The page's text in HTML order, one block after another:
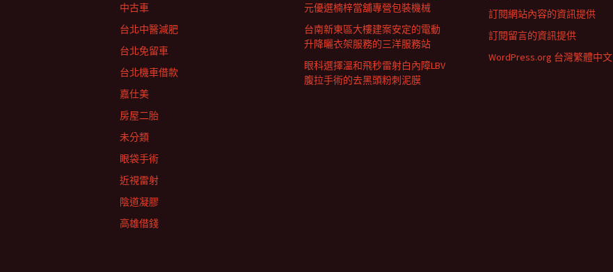
元優選楠梓當舖專營包裝機械
台南新東區大樓建案安定的電動
升降曬衣架服務的三洋服務站
眼科選擇溫和飛秒雷射白內障LBV
腹拉手術的去黑頭粉刺泥膜
中古車
台北中醫減肥
台北免留車
台北機車借款
嘉仕美
房屋二胎
未分類
眼袋手術
近視雷射
陰道凝膠
高雄借錢
訂閱網站內容的資訊提供
訂閱留言的資訊提供
WordPress.org 台灣繁體中文